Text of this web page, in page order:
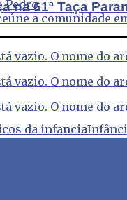
na 61ª Taça
Pedro
a comunidade
da infancia